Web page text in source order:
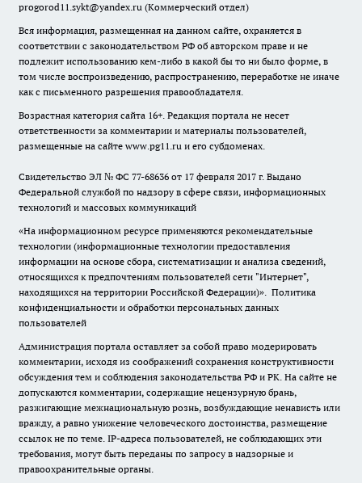
progorod11.sykt@yandex.ru (Коммерческий отдел)
Вся информация, размещенная на данном сайте, охраняется в
соответствии с законодательством РФ об авторском праве и не
подлежит использованию кем-либо в какой бы то ни было форме, в
том числе воспроизведению, распространению, переработке не иначе
как с письменного разрешения правообладателя.
Возрастная категория сайта 16+. Редакция портала не несет
ответственности за комментарии и материалы пользователей,
размещенные на сайте www.pg11.ru и его субдоменах.
Свидетельство ЭЛ № ФС 77-68636 от 17 февраля 2017 г. Выдано
Федеральной службой по надзору в сфере связи, информационных
технологий и массовых коммуникаций
«На информационном ресурсе применяются рекомендательные
технологии (информационные технологии предоставления
информации на основе сбора, систематизации и анализа сведений,
относящихся к предпочтениям пользователей сети "Интернет",
находящихся на территории Российской Федерации)». Политика
конфиденциальности и обработки персональных данных
пользователей
Администрация портала оставляет за собой право модерировать
комментарии, исходя из соображений сохранения конструктивности
обсуждения тем и соблюдения законодательства РФ и РК. На сайте не
допускаются комментарии, содержащие нецензурную брань,
разжигающие межнациональную рознь, возбуждающие ненависть или
вражду, а равно унижение человеческого достоинства, размещение
ссылок не по теме. IP-адреса пользователей, не соблюдающих эти
требования, могут быть переданы по запросу в надзорные и
правоохранительные органы.